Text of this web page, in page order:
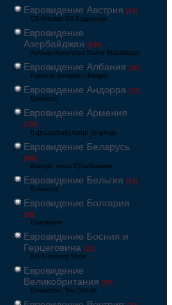
Евровидение Австрия [24]
Ö3-Wecker Ö3 Будильник
Евровидение
Азербайджан [549]
Avrovijn Avroviziya Mahnı Müsabiqəsi
Евровидение Албания [32]
Festivali Evropian i Këngës
Евровидение Андорра [15]
Eurovisió
Евровидение Армения
[228]
Եվրատեսիլ երգի մրցույթ
Евровидение Беларусь
[600]
Конкурс песні Еўрабачанне
Евровидение Бельгия [24]
Eurosong
Евровидение Болгария
[26]
Евровизия
Евровидение Босния и
Герцеговина [21]
BH Eurosong Show
Евровидение
Великобритания [67]
Eurovision: You Decide